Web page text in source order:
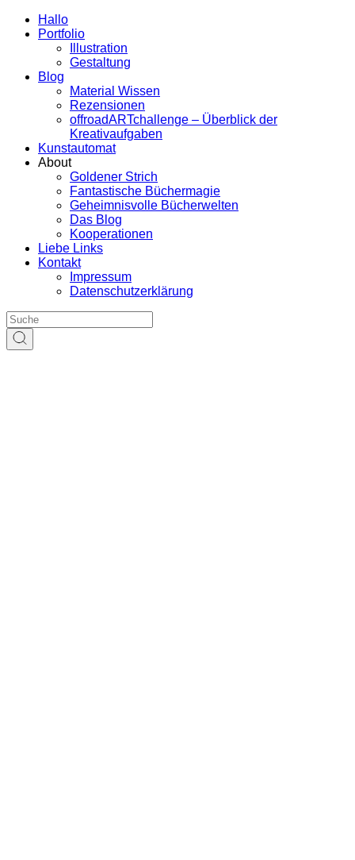
Hallo
Portfolio
Illustration
Gestaltung
Blog
Material Wissen
Rezensionen
offroadARTchallenge – Überblick der
Kreativaufgaben
Kunstautomat
About
Goldener Strich
Fantastische Büchermagie
Geheimnisvolle Bücherwelten
Das Blog
Kooperationen
Liebe Links
Kontakt
Impressum
Datenschutzerklärung